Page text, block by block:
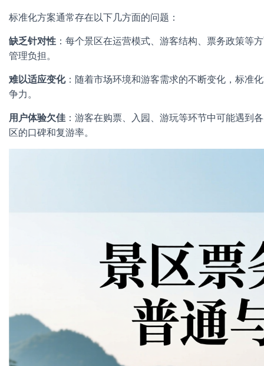
标准化方案通常存在以下几方面的问题：
缺乏针对性 ：每个景区在运营模式、游客结构、票务政策等
管理负担。
难以适应变化：随着市场环境和游客需求的不断变化，标准
争力。
用户体验欠佳 ：游客在购票、入园、游玩等环节中可能遇到
区的口碑和复游率。